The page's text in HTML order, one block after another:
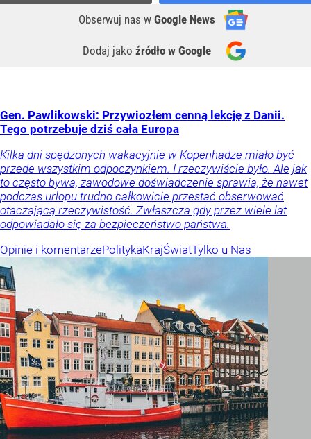
Obserwuj nas w Google News
Dodaj jako źródło w Google
Gen. Pawlikowski: Przywiozłem cenną lekcję z Danii.
Tego potrzebuje dziś cała Europa
Kilka dni spędzonych wakacyjnie w Kopenhadze miało być
przede wszystkim odpoczynkiem. I rzeczywiście było. Ale jak
to często bywa, zawodowe doświadczenie sprawia, że nawet
podczas urlopu trudno całkowicie przestać obserwować
otaczającą rzeczywistość. Zwłaszcza gdy przez wiele lat
odpowiadało się za bezpieczeństwo państwa.
Opinie i komentarzePolitykaKrajŚwiatTylko u Nas